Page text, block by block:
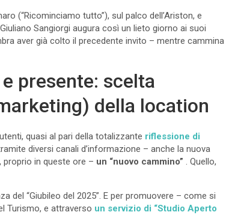
(“Ricominciamo tutto”), sul palco dell’Ariston, e
Sangiorgi augura così un lieto giorno ai suoi
aver già colto il precedente invito – mentre cammina
presente: scelta
della location
quasi al pari della totalizzante riflessione di
diversi canali d’informazione – anche la nuova
proprio in queste ore – un “nuovo cammino” . Quello,
del “Giubileo del 2025”. E per promuovere – come si
Turismo, e attraverso un servizio di “Studio Aperto